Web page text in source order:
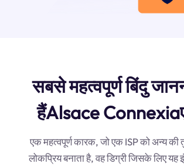
सबसे महत्वपूर्ण बिंदु
हैंAlsace
एक महत्वपूर्ण कारक, जो एक ISP को अन्य
लोकप्रिय बनाता है, वह डिग्री जिसके लिए